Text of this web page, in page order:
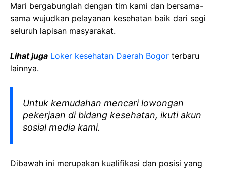
Mari bergabunglah dengan tim kami dan bersama-
sama wujudkan pelayanan kesehatan baik dari segi
seluruh lapisan masyarakat.
Lihat juga Loker kesehatan Daerah Bogor terbaru
lainnya.
Untuk kemudahan mencari lowongan
pekerjaan di bidang kesehatan, ikuti akun
sosial media kami.
Dibawah ini merupakan kualifikasi dan posisi yang